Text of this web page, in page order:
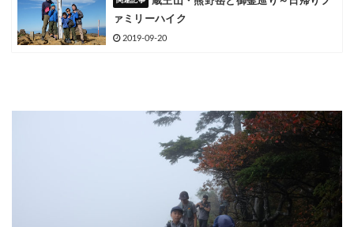
ァミリーハイク
2019-09-20